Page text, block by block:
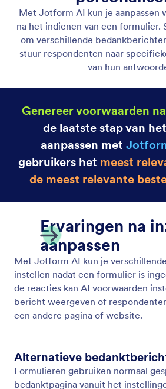
Voorwaardelijke
Beheer de zichtbaarheid van
eenvoudige prompts. Jotform AI
direct om in dynamische
Velden bijwerken of